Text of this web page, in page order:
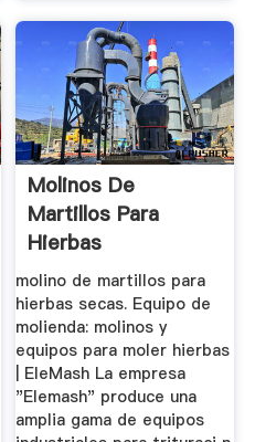
Molinos De
Martillos Para
Hierbas
molino de martillos para
hierbas secas. Equipo de
molienda: molinos y
equipos para moler hierbas
| EleMash La empresa
"Elemash" produce una
amplia gama de equipos